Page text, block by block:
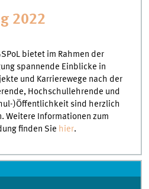
2022
bietet im Rahmen der
spannende Einblicke in
und Karrierewege nach der
Hochschullehrende und
)Öffentlichkeit sind herzlich
Weitere Informationen zum
finden Sie hier.